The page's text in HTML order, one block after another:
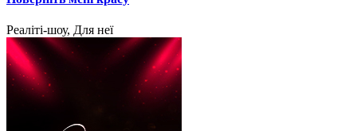
Реаліті-шоу, Для неї